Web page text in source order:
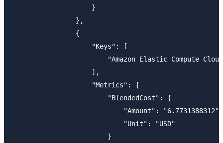
                    }
                },
                {
                    "Keys": [
"Amazon Elastic Compute
                    ],
                    "Metrics": {
                        "BlendedCost": {
                            "Amount": "6.7731388312",
                            "Unit": "USD"
                        }